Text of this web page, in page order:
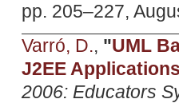
pp. 205–227,
Varró, D., "UML
J2EE
2006: Educators